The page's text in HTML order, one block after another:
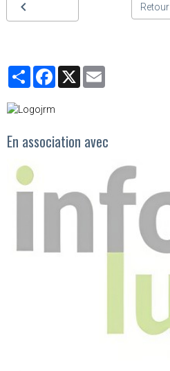
Retour
PartagerFacebook
X
En association avec